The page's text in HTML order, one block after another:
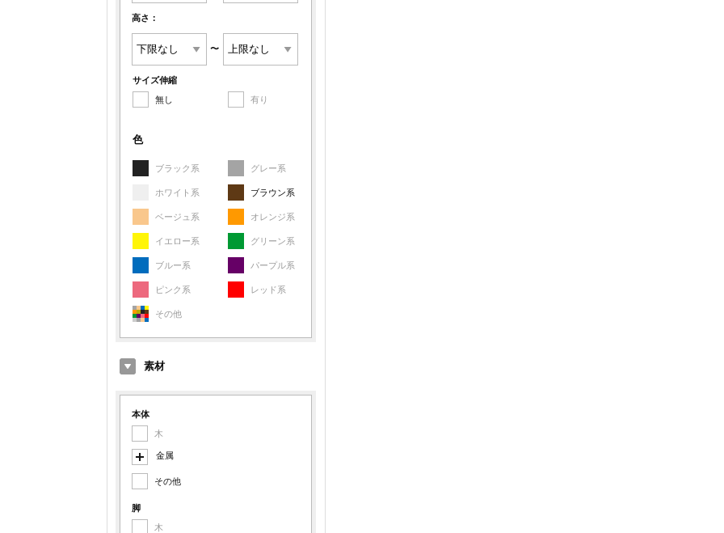
高さ：
〜
サイズ伸縮
無し
有り
色
ブラック系 グレー系
ホワイト系 ブラウン系
ベージュ系 オレンジ系
イエロー系 グリーン系
ブルー系 パープル系
ピンク系 レッド系
その他
素材
本体
木
金属
スチール
その他
脚
木